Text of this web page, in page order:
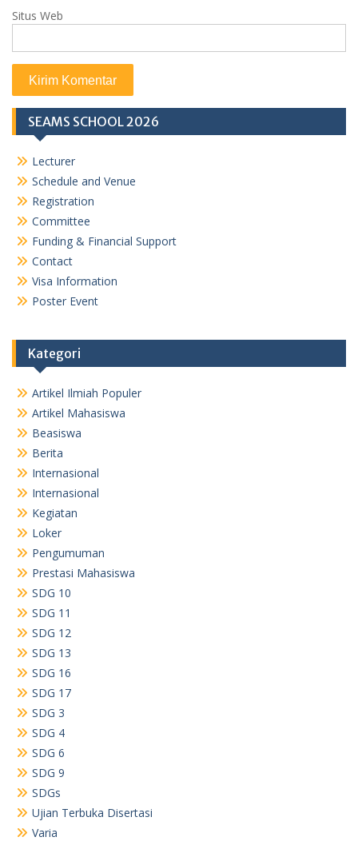
Situs Web
SEAMS SCHOOL 2026
Lecturer
Schedule and Venue
Registration
Committee
Funding & Financial Support
Contact
Visa Information
Poster Event
Kategori
Artikel Ilmiah Populer
Artikel Mahasiswa
Beasiswa
Berita
Internasional
Internasional
Kegiatan
Loker
Pengumuman
Prestasi Mahasiswa
SDG 10
SDG 11
SDG 12
SDG 13
SDG 16
SDG 17
SDG 3
SDG 4
SDG 6
SDG 9
SDGs
Ujian Terbuka Disertasi
Varia